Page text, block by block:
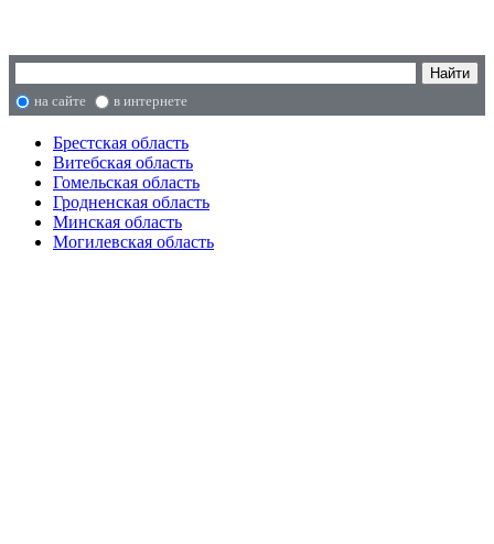
на сайте в интернете
Брестская область
Витебская область
Гомельская область
Гродненская область
Минская область
Могилевская область